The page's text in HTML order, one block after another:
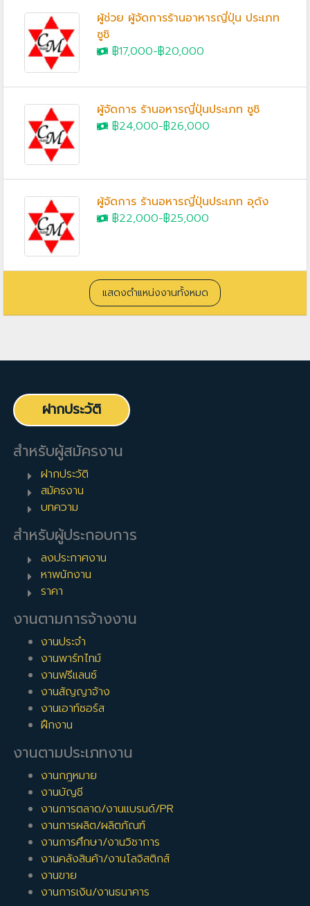
ผู้ช่วย ผู้จัดการร้านอาหารญี่ปุ่น ประเภท
ซูชิ
฿17,000-฿20,000
ผู้จัดการ ร้านอหารญี่ปุ่นประเภท ซูชิ
฿24,000-฿26,000
ผู้จัดการ ร้านอหารญี่ปุ่นประเภท อุด้ง
฿22,000-฿25,000
แสดงตำแหน่งงานทั้งหมด
ฝากประวัติ
สำหรับผู้สมัครงาน
ฝากประวัติ
สมัครงาน
บทความ
สำหรับผู้ประกอบการ
ลงประกาศงาน
หาพนักงาน
ราคา
งานตามการจ้างงาน
งานประจำ
งานพาร์ทไทม์
งานฟรีแลนซ์
งานสัญญาจ้าง
งานเอาท์ซอร์ส
ฝึกงาน
งานตามประเภทงาน
งานกฎหมาย
งานบัญชี
งานการตลาด/งานแบรนด์/PR
งานการผลิต/ผลิตภัณฑ์
งานการศึกษา/งานวิชาการ
งานคลังสินค้า/งานโลจิสติกส์
งานขาย
งานการเงิน/งานธนาคาร